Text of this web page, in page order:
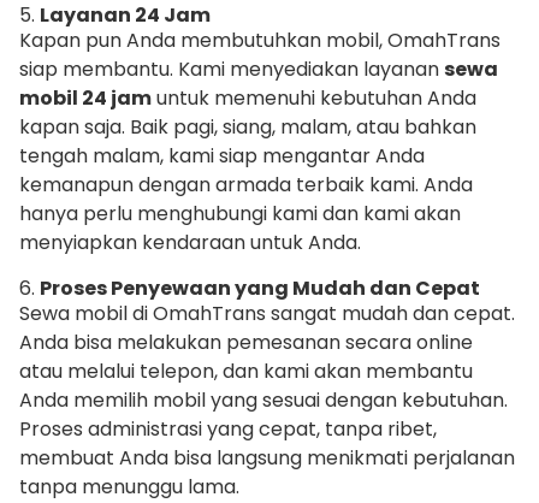
5. Layanan 24 Jam
Kapan pun Anda membutuhkan mobil, OmahTrans
siap membantu. Kami menyediakan layanansewa
mobil 24 jamuntuk memenuhi kebutuhan Anda
kapan saja. Baik pagi, siang, malam, atau bahkan
tengah malam, kami siap mengantar Anda
kemanapun dengan armada terbaik kami. Anda
hanya perlu menghubungi kami dan kami akan
menyiapkan kendaraan untuk Anda.
6. Proses Penyewaan yang Mudah dan Cepat
Sewa mobil di OmahTrans sangat mudah dan cepat.
Anda bisa melakukan pemesanan secara online
atau melalui telepon, dan kami akan membantu
Anda memilih mobil yang sesuai dengan kebutuhan.
Proses administrasi yang cepat, tanpa ribet,
membuat Anda bisa langsung menikmati perjalanan
tanpa menunggu lama.